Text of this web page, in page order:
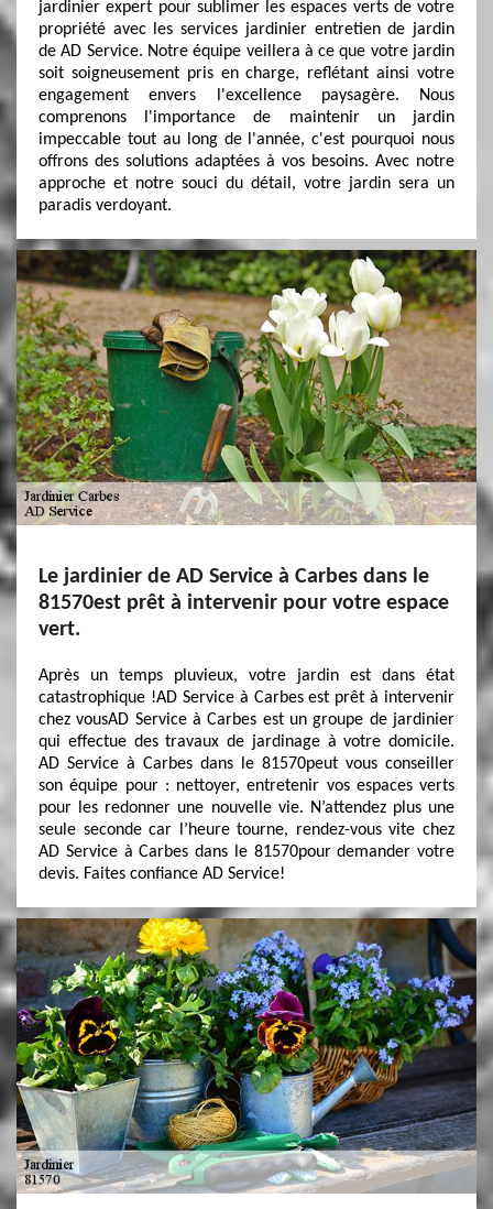
jardinier expert pour sublimer les espaces verts de votre
propriété avec les services jardinier entretien de jardin
de AD Service. Notre équipe veillera à ce que votre jardin
soit soigneusement pris en charge, reflétant ainsi votre
engagement envers l'excellence paysagère. Nous
comprenons l'importance de maintenir un jardin
impeccable tout au long de l'année, c'est pourquoi nous
offrons des solutions adaptées à vos besoins. Avec notre
approche et notre souci du détail, votre jardin sera un
paradis verdoyant.
Le jardinier de AD Service à Carbes dans le
81570est prêt à intervenir pour votre espace
vert.
Après un temps pluvieux, votre jardin est dans état
catastrophique !AD Service à Carbes est prêt à intervenir
chez vousAD Service à Carbes est un groupe de jardinier
qui effectue des travaux de jardinage à votre domicile.
AD Service à Carbes dans le 81570peut vous conseiller
son équipe pour : nettoyer, entretenir vos espaces verts
pour les redonner une nouvelle vie. N’attendez plus une
seule seconde car l’heure tourne, rendez-vous vite chez
AD Service à Carbes dans le 81570pour demander votre
devis. Faites confiance AD Service!